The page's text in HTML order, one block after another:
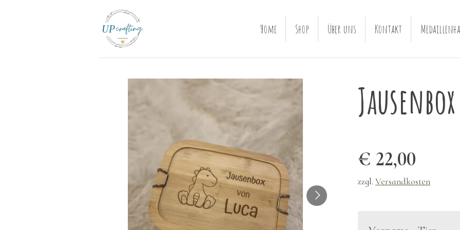
Home Shop Über uns Kontakt
Jausenbox
€ 22,00
zzgl. Versandkosten